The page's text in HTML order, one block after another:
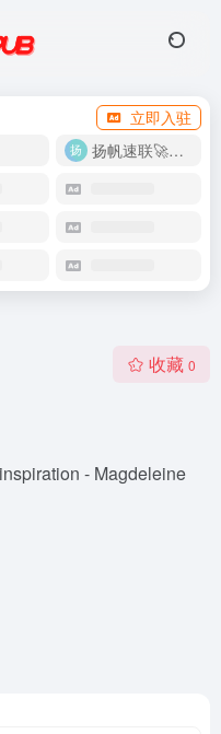
立即入驻
扬帆速联🚀很快
收藏 0
- Magdeleine